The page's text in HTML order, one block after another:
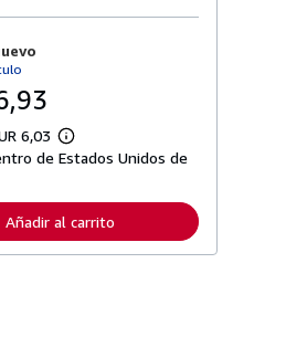
r
s
o
b
e
l
a
6,03
M
á
f
o
r
de Estados Unidos de
Añadir al carrito